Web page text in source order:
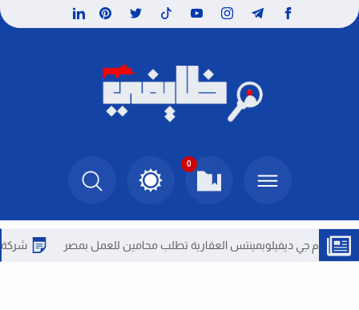
0
جي ديفيلوبمينتس العقارية تطلب محامين للعمل بمصر شركة ديار